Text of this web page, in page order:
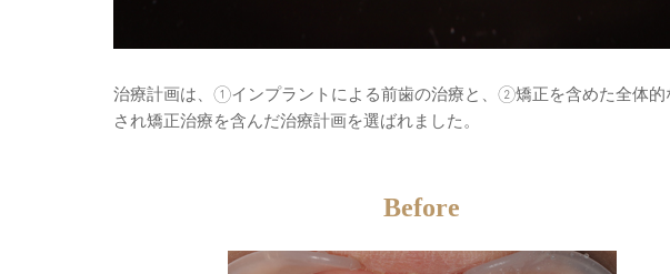
治療計画は、①インプラントによる前歯の治療と、②矯正を含めた全体
され矯正治療を含んだ治療計画を選ばれました。
Before